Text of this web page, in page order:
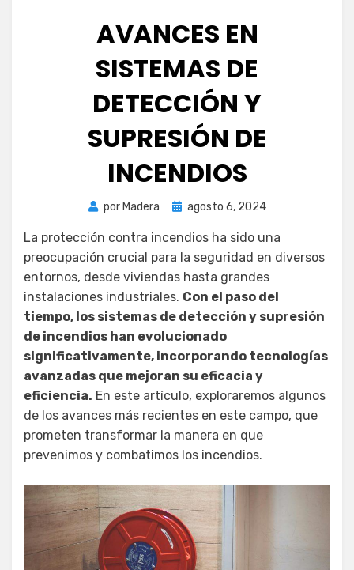
AVANCES EN
SISTEMAS DE
DETECCIÓN Y
SUPRESIÓN DE
INCENDIOS
por Madera
Publicada
agosto 6, 2024
La protección contra incendios ha sido una
preocupación crucial para la seguridad en diversos
entornos, desde viviendas hasta grandes
instalaciones industriales. Con el paso del
tiempo, los sistemas de detección y supresión
de incendios han evolucionado
significativamente, incorporando tecnologías
avanzadas que mejoran su eficacia y
eficiencia. En este artículo, exploraremos algunos
de los avances más recientes en este campo, que
prometen transformar la manera en que
prevenimos y combatimos los incendios.